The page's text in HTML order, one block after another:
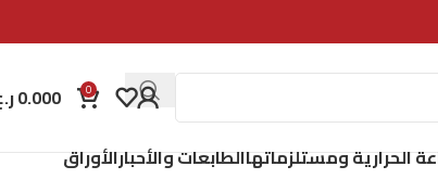
0
0.000
الحرارية ومستلزماتهاالطابعات والأحبارالأوراق